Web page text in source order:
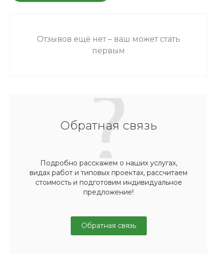
Отзывов ещё нет – ваш может стать
первым
Обратная связь
Подробно расскажем о наших услугах,
видах работ и типовых проектах, рассчитаем
стоимость и подготовим индивидуальное
предложение!
Обратная связь